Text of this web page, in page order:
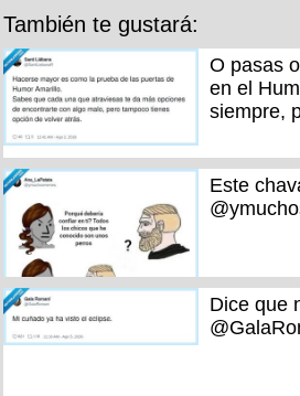
También te gustará:
O pasas
en el
siempre,
Este
Dice que